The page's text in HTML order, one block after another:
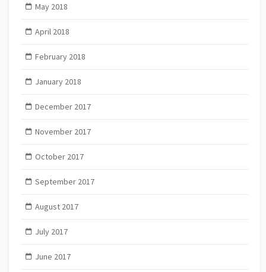
May 2018
April 2018
February 2018
January 2018
December 2017
November 2017
October 2017
September 2017
August 2017
July 2017
June 2017